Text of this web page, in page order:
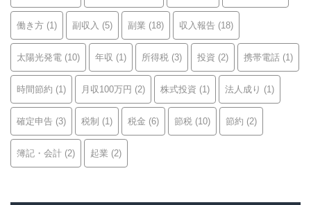
働き方 (1) 副収入 (5) 副業 (18) 収入報告 (18)
太陽光発電 (10) 年収 (1) 所得税 (3) 投資 (2) 携帯電話 (1)
時間節約 (1) 月収100万円 (2) 株式投資 (1) 法人成り (1)
確定申告 (3) 税制 (1) 税金 (6) 節税 (10) 節約 (2)
簿記・会計 (2) 起業 (2)